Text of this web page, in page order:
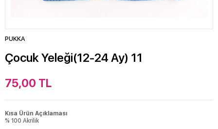
PUKKA
Çocuk Yeleği(12-24 Ay) 11
75,00 TL
Kısa Ürün Açıklaması
% 100 Akrilik